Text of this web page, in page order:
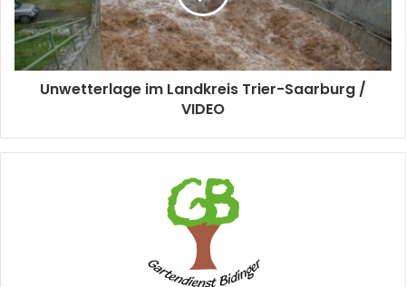
Unwetterlage im Landkreis Trier-Saarburg /
VIDEO